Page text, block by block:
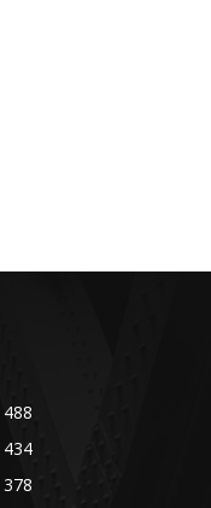
488
434
378